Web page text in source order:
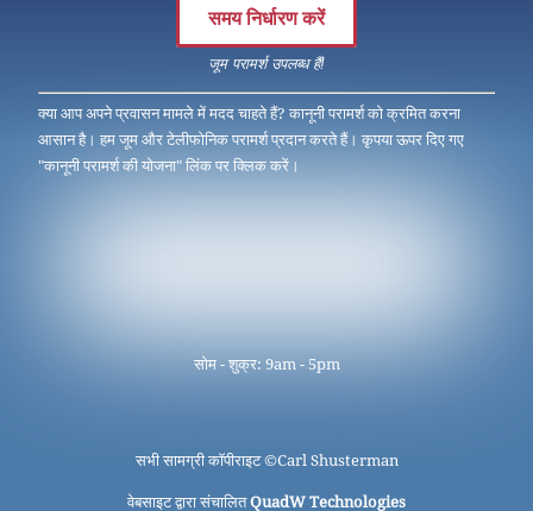
समय निर्धारण करें
जूम परामर्श उपलब्ध हैं!
क्या आप अपने प्रवासन मामले में मदद चाहते हैं? कानूनी परामर्श को क्रमित करना
आसान है। हम जूम और टेलीफोनिक परामर्श प्रदान करते हैं। कृपया ऊपर दिए गए
"कानूनी परामर्श की योजना" लिंक पर क्लिक करें।
सोम - शुक्र: 9am - 5pm
सभी सामग्री कॉपीराइट ©Carl Shusterman
वेबसाइट द्वारा संचालितQuadW Technologies